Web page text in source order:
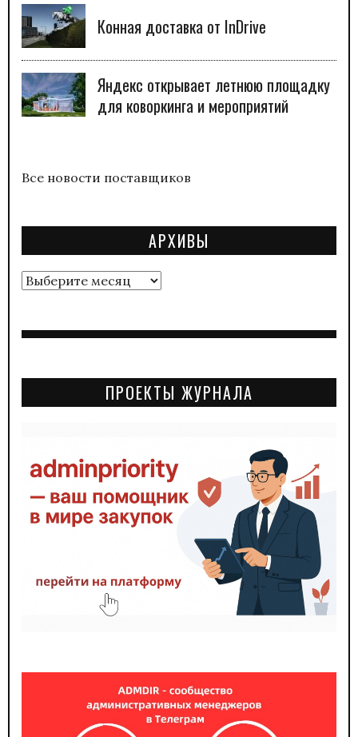
Конная доставка от InDrive
Яндекс открывает летнюю площадку
для коворкинга и мероприятий
Все новости поставщиков
АРХИВЫ
Архивы
ПРОЕКТЫ ЖУРНАЛА